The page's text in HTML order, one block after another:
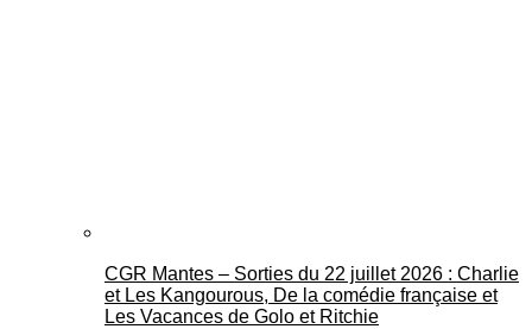
CGR Mantes – Sorties du 22 juillet 2026 : Charlie
et Les Kangourous, De la comédie française et
Les Vacances de Golo et Ritchie